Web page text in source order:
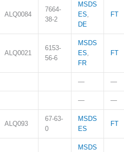
ALQ0084
7664-
38-2
MSDS
ES,
DE
FT
ALQ0021
6153-
56-6
MSDS
ES,
FR
FT
— —
— —
ALQ093
67-63-
0
MSDS
ES
FT
MSDS